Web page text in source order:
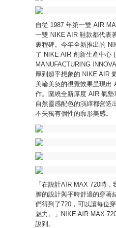
自從 1987 年第一雙 AIR
一雙 NIKE AIR 鞋款都代表
裏程碑。今年全新推出的
了 NIKE AIR 創新生產中心
MANUFACTURING
厚到超乎想象的 NIKE AIR
美輪美奐的視覺效果呈現出
作。圍繞全新厚度 AIR 氣
自然靈感配色的演繹都營造
不失獨有個性的廓形美感。
「在設計AIR MAX 720時
膽的設計與平時舒適的穿著
們得到了720，可以讓每位
魅力。」NIKE AIR MAX
說到。